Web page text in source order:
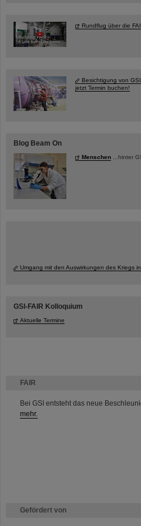
FAIR
Bei GSI entsteht das neue
mehr.
Gefördert von
Rundflug über die
Besichtigung von
jetzt Termin buchen!
Blog Beam On
Menschen ...hinter
Umgang mit den Auswirkungen des Kriegs
GSI-FAIR Kolloquium
Aktuelle Termine